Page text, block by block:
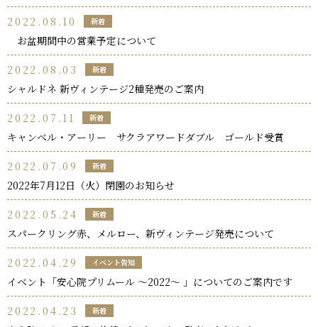
2022.08.10 新着
お盆期間中の営業予定について
2022.08.03 新着
シャルドネ 新ヴィンテージ2種発売のご案内
2022.07.11 新着
キャンベル・アーリー サクラアワードダブル ゴールド受賞
2022.07.09 新着
2022年7月12日（火）閉園のお知らせ
2022.05.24 新着
スパークリング赤、メルロー、新ヴィンテージ発売について
2022.04.29 イベント告知
イベント「安心院プリムール ～2022～ 」についてのご案内です
2022.04.23 新着